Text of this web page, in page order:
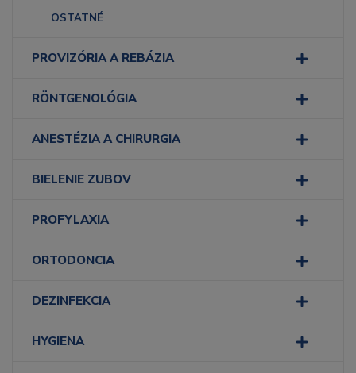
OSTATNÉ
PROVIZÓRIA A REBÁZIA
RÖNTGENOLÓGIA
ANESTÉZIA A CHIRURGIA
BIELENIE ZUBOV
PROFYLAXIA
ORTODONCIA
DEZINFEKCIA
HYGIENA